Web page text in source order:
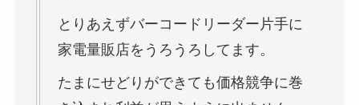
とりあえずバーコードリーダー片手に
家電量販店をうろうろしてます。
たまにせどりができても価格競争に巻